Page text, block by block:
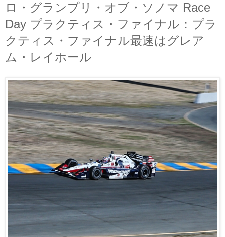
ロ・グランプリ・オブ・ソノマ Race
Day プラクティス・ファイナル：プラ
クティス・ファイナル最速はグレア
ム・レイホール